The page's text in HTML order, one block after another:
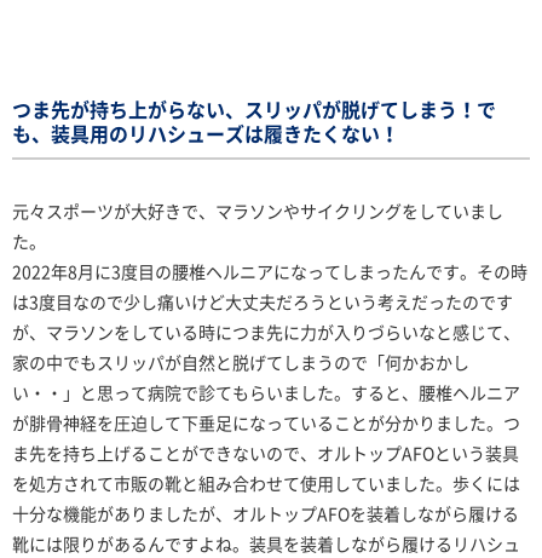
つま先が持ち上がらない、スリッパが脱げてしまう！で
も、装具用のリハシューズは履きたくない！
元々スポーツが大好きで、マラソンやサイクリングをしていまし
た。
2022年8月に3度目の腰椎ヘルニアになってしまったんです。その時
は3度目なので少し痛いけど大丈夫だろうという考えだったのです
が、マラソンをしている時につま先に力が入りづらいなと感じて、
家の中でもスリッパが自然と脱げてしまうので「何かおかし
い・・」と思って病院で診てもらいました。すると、腰椎ヘルニア
が腓骨神経を圧迫して下垂足になっていることが分かりました。つ
ま先を持ち上げることができないので、オルトップAFOという装具
を処方されて市販の靴と組み合わせて使用していました。歩くには
十分な機能がありましたが、オルトップAFOを装着しながら履ける
靴には限りがあるんですよね。装具を装着しながら履けるリハシュ